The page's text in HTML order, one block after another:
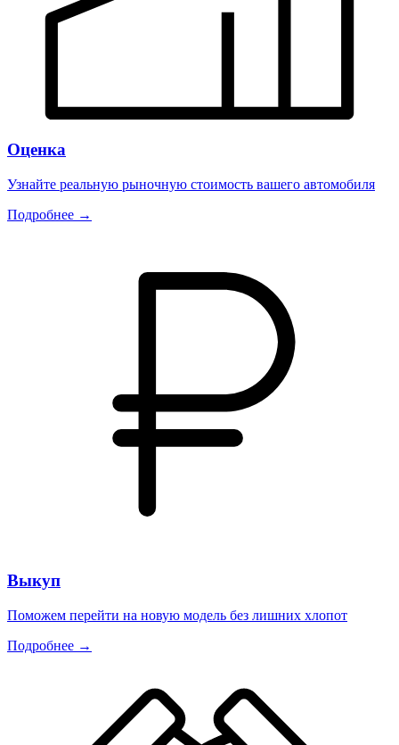
Оценка
Узнайте реальную рыночную стоимость вашего автомобиля
Подробнее →
Выкуп
Поможем перейти на новую модель без лишних хлопот
Подробнее →